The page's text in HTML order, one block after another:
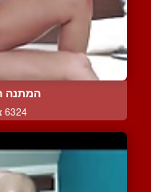
המתנה
6324 צפיות